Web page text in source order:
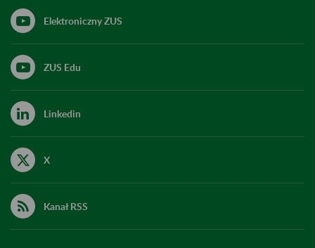
Elektroniczny ZUS
ZUS Edu
Linkedin
X
Kanał RSS